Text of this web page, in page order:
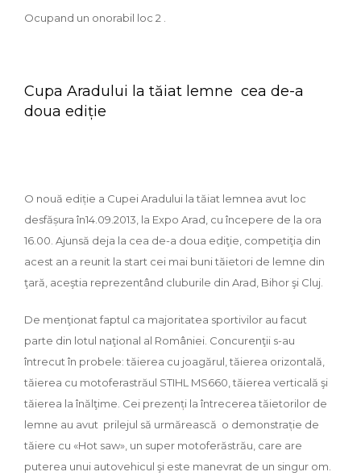
Ocupand un onorabil loc 2 .
Cupa Aradului la tăiat lemne cea de-a
doua ediție
O nouă ediție a Cupei Aradului la tăiat lemnea avut loc
desfășura în14.09.2013, la Expo Arad, cu începere de la ora
16.00. Ajunsă deja la cea de-a doua ediţie, competiţia din
acest an a reunit la start cei mai buni tăietori de lemne din
ţară, aceştia reprezentând cluburile din Arad, Bihor şi Cluj.
De menţionat faptul ca majoritatea sportivilor au facut
parte din lotul naţional al României. Concurenţii s-au
întrecut în probele: tăierea cu joagărul, tăierea orizontală,
tăierea cu motoferastrăul STIHL MS660, tăierea verticală şi
tăierea la înălţime. Cei prezenți la întrecerea tăietorilor de
lemne au avut prilejul să urmărească o demonstrație de
tăiere cu «Hot saw», un super motoferăstrău, care are
puterea unui autovehicul şi este manevrat de un singur om.